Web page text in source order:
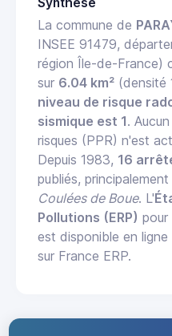
La commune de
INSEE 91479,
région Île-de-France)
sur 6.04 km² (densité
niveau de risque
sismique est 1.
risques (PPR) n'est
Depuis 1983, 16
publiés, principalement
Coulées de Boue. L'
Pollutions (ERP) pour
est disponible en
sur France ERP.